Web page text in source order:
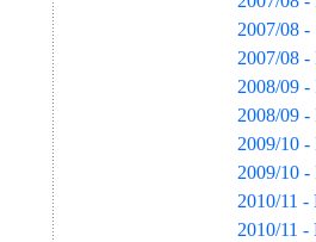
2007/08 -
2007/08
2008/09 -
2008/09 -
2009/10 -
2009/10 -
2010/11 -
2010/11 -